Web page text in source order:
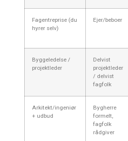
Fagentreprise (du
hyrer selv)
Ejer/beboer
Byggeledelse /
projektleder
Delvist
projektleder
/ delvist
fagfolk
Arkitekt/ingeniør
+ udbud
Bygherre
formelt,
fagfolk
rådgiver